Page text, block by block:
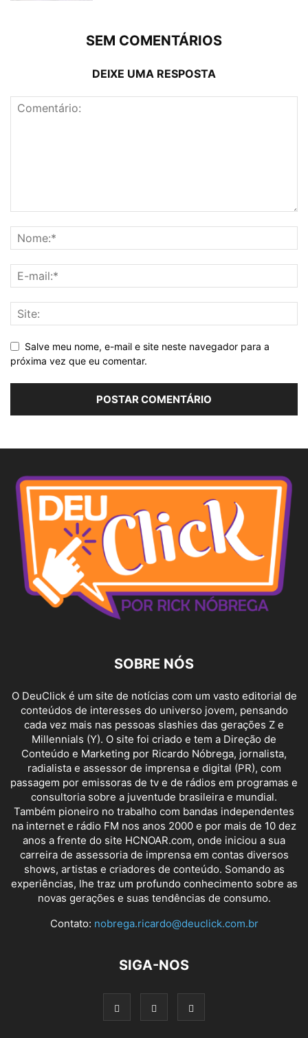
SEM COMENTÁRIOS
DEIXE UMA RESPOSTA
Salve meu nome, e-mail e site neste navegador para a
próxima vez que eu comentar.
SOBRE NÓS
O DeuClick é um site de notícias com um vasto editorial de
conteúdos de interesses do universo jovem, pensando
cada vez mais nas pessoas slashies das gerações Z e
Millennials (Y). O site foi criado e tem a Direção de
Conteúdo e Marketing por Ricardo Nóbrega, jornalista,
radialista e assessor de imprensa e digital (PR), com
passagem por emissoras de tv e de rádios em programas e
consultoria sobre a juventude brasileira e mundial.
Também pioneiro no trabalho com bandas independentes
na internet e rádio FM nos anos 2000 e por mais de 10 dez
anos a frente do site HCNOAR.com, onde iniciou a sua
carreira de assessoria de imprensa em contas diversos
shows, artistas e criadores de conteúdo. Somando as
experiências, lhe traz um profundo conhecimento sobre as
novas gerações e suas tendências de consumo.
Contato: nobrega.ricardo@deuclick.com.br
SIGA-NOS